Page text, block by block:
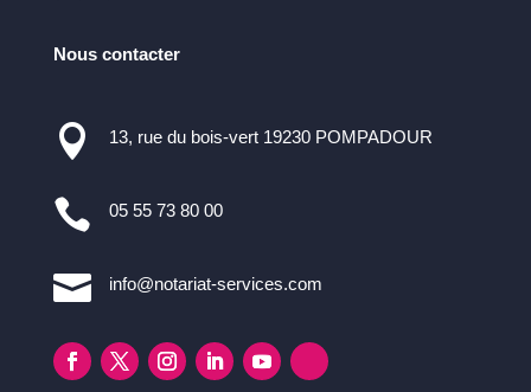
Nous contacter
 13, rue du bois-vert 19230 POMPADOUR
 05 55 73 80 00
 info@notariat-services.com